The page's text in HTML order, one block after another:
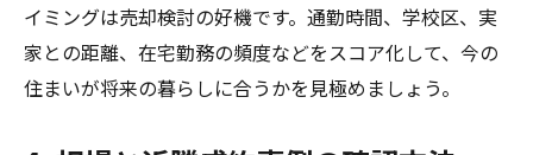
イミングは売却検討の好機です。通勤時間、学校区、実
家との距離、在宅勤務の頻度などをスコア化して、今の
住まいが将来の暮らしに合うかを見極めましょう。